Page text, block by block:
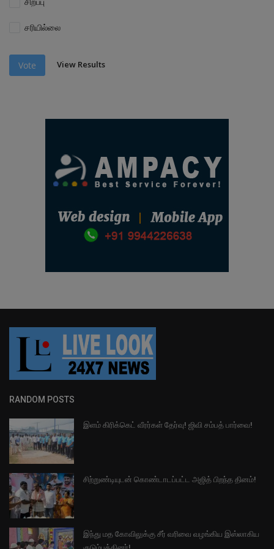
சரியில்லை
Vote View Results
RANDOM POSTS
இளம் கிரிக்கெட் வீரர்கள் தேர்வு! ஜிவி சம்பத் பார்வை!
சிற்றுண்டியுடன் கொண்டாடப்பட்ட அஜித் பிறந்த தினம்!
இந்து மத கோவிலுக்கு சீர் வரிவை வழங்கிய இஸ்லாகிய